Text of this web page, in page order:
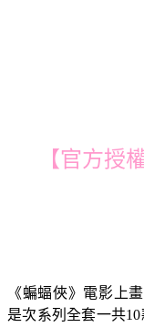
【官方授
《蝙蝠俠》電影上
是次系列全套一共